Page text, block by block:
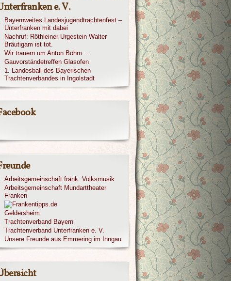
e. V.
Bayernweites Landesjugendtrachtenfest –
Unterfranken mit dabei
Nachruf: Röthleiner Urgestein Walter
Bräutigam ist tot.
Wir trauern um Anton Böhm …
Gauvorständetreffen Glasofen
1. Landesball des Bayerischen
Trachtenverbandes in Ingolstadt
Arbeitsgemeinschaft fränk. Volksmusik
Arbeitsgemeinschaft Mundarttheater
Franken
Geldersheim
Trachtenverband Bayern
Trachtenverband Unterfranken e. V.
Unsere Freunde aus Emmering im Inngau